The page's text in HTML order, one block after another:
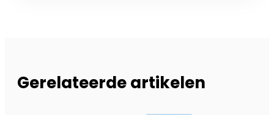
Gerelateerde artikelen